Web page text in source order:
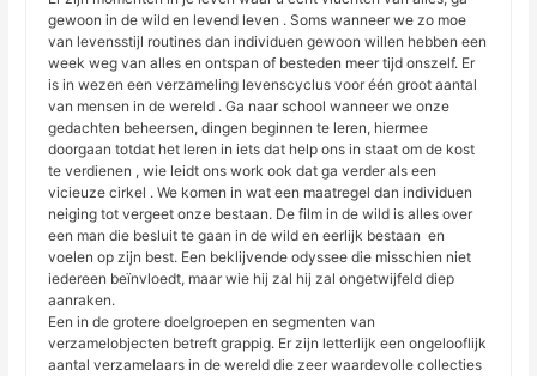
gewoon in de wild en levend leven . Soms wanneer we zo moe
van levensstijl routines dan individuen gewoon willen hebben een
week weg van alles en ontspan of besteden meer tijd onszelf. Er
is in wezen een verzameling levenscyclus voor één groot aantal
van mensen in de wereld . Ga naar school wanneer we onze
gedachten beheersen, dingen beginnen te leren, hiermee
doorgaan totdat het leren in iets dat help ons in staat om de kost
te verdienen , wie leidt ons work ook dat ga verder als een
vicieuze cirkel . We komen in wat een maatregel dan individuen
neiging tot vergeet onze bestaan. De film in de wild is alles over
een man die besluit te gaan in de wild en eerlijk bestaan ​​ en
voelen op zijn best. Een beklijvende odyssee die misschien niet
iedereen beïnvloedt, maar wie hij zal hij zal ongetwijfeld diep
aanraken.
Een in de grotere doelgroepen en segmenten van
verzamelobjecten betreft grappig. Er zijn letterlijk een ongelooflijk
aantal verzamelaars in de wereld die zeer waardevolle collecties